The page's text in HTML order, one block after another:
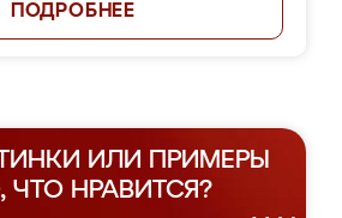
ПОДРОБНЕЕ
ИЛИ ПРИМЕРЫ
ЧТО НРАВИТСЯ?